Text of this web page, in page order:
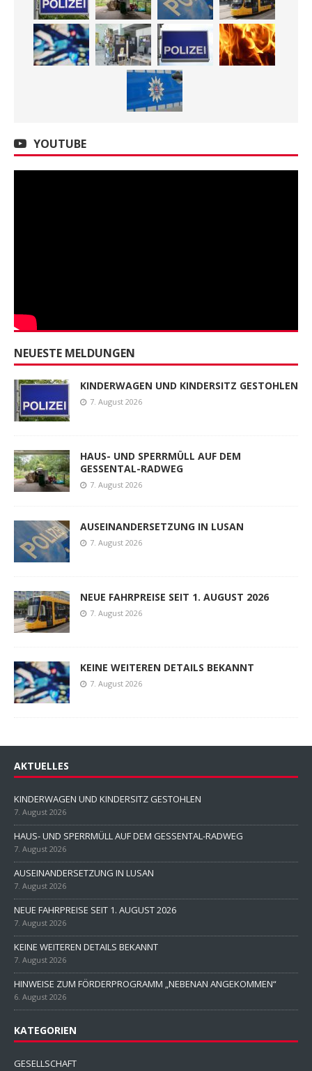
YOUTUBE
NEUESTE MELDUNGEN
KINDERWAGEN UND KINDERSITZ GESTOHLEN
7. August 2026
HAUS- UND SPERRMÜLL AUF DEM
GESSENTAL-RADWEG
7. August 2026
AUSEINANDERSETZUNG IN LUSAN
7. August 2026
NEUE FAHRPREISE SEIT 1. AUGUST 2026
7. August 2026
KEINE WEITEREN DETAILS BEKANNT
7. August 2026
AKTUELLES
KINDERWAGEN UND KINDERSITZ GESTOHLEN
7. August 2026
HAUS- UND SPERRMÜLL AUF DEM GESSENTAL-RADWEG
7. August 2026
AUSEINANDERSETZUNG IN LUSAN
7. August 2026
NEUE FAHRPREISE SEIT 1. AUGUST 2026
7. August 2026
KEINE WEITEREN DETAILS BEKANNT
7. August 2026
HINWEISE ZUM FÖRDERPROGRAMM „NEBENAN ANGEKOMMEN“
6. August 2026
KATEGORIEN
GESELLSCHAFT